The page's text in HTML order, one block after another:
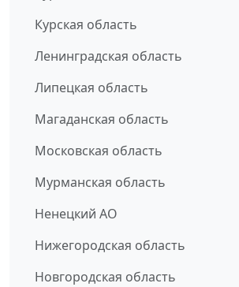
Курская область
Ленинградская область
Липецкая область
Магаданская область
Московская область
Мурманская область
Ненецкий АО
Нижегородская область
Новгородская область